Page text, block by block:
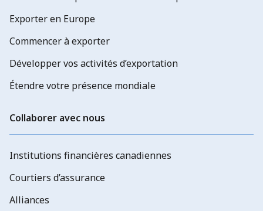
Exporter en Europe
Commencer à exporter
Développer vos activités d’exportation
Étendre votre présence mondiale
Collaborer avec nous
Institutions financières canadiennes
Courtiers d’assurance
Alliances